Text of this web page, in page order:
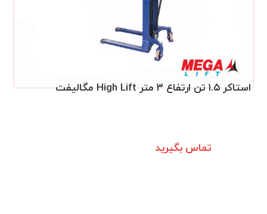
استاکر ۱.۵ تن ارتفاع ۳ متر High Lift مگالیفت
تماس بگیرید